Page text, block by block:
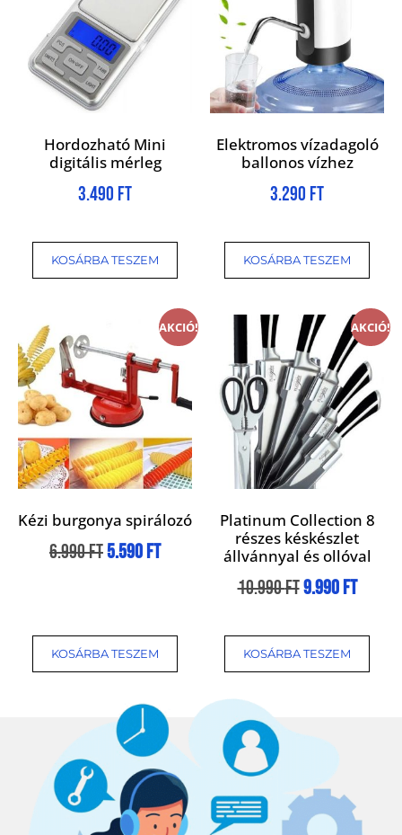
Hordozható Mini
digitális mérleg
3.490 Ft
KOSÁRBA TESZEM
Elektromos vízadagoló
ballonos vízhez
3.290 Ft
KOSÁRBA TESZEM
AKCIÓ!
Kézi burgonya spirálozó
6.990Ft5.590Ft
KOSÁRBA TESZEM
AKCIÓ!
Platinum Collection 8
részes késkészlet
állvánnyal és ollóval
10.990Ft9.990Ft
KOSÁRBA TESZEM